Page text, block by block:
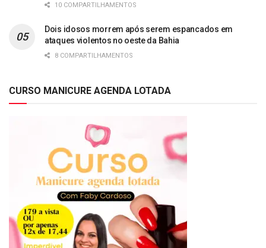
10 COMPARTILHAMENTOS
Dois idosos morrem após serem espancados em
ataques violentos no oeste da Bahia
8 COMPARTILHAMENTOS
CURSO MANICURE AGENDA LOTADA